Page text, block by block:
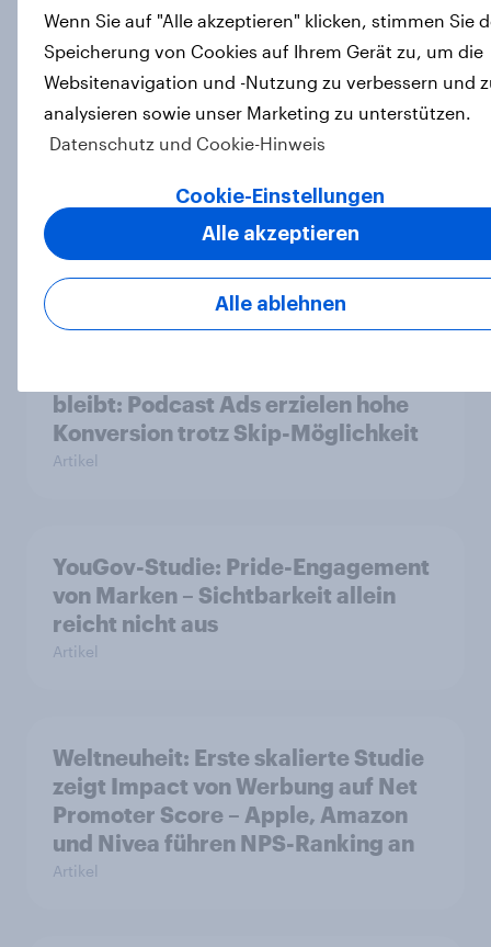
Fieber?​
Report
[DE On-Demand] Übersprungen,
aber nicht verloren: Wie Podcast-
Werbung bei deutschen
Konsumenten wirkt.
bleibt: Podcast Ads erzielen hohe
Konversion trotz Skip-Möglichkeit
Artikel
YouGov-Studie: Pride-Engagement
von Marken – Sichtbarkeit allein
reicht nicht aus
Artikel
Weltneuheit: Erste skalierte Studie
zeigt Impact von Werbung auf Net
Promoter Score – Apple, Amazon
und Nivea führen NPS-Ranking an
Artikel
Wenn Sie auf "Alle akzeptieren" klicken, stimmen Sie
Speicherung von Cookies auf Ihrem Gerät zu, um die
Websitenavigation und -Nutzung zu verbessern und
analysieren sowie unser Marketing zu unterstützen.
Datenschutz und Cookie-Hinweis
Cookie-Einstellungen
Alle ablehnen
Alle akzeptieren